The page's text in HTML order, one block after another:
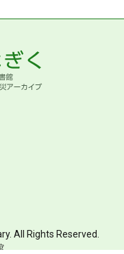
All Rights Reserved.